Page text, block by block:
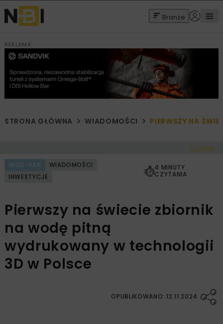
Branże
REKLAMA
STRONA GŁÓWNA WIADOMOŚCI PIERWSZY NA
< Cofnij
WOD-KAN
WIADOMOŚCI
INWESTYCJE
4 MINUTY
CZYTANIA
Pierwszy na świecie zbiornik
na wodę pitną
wydrukowany w technologii
3D w Polsce
OPUBLIKOWANO: 12.11.2024